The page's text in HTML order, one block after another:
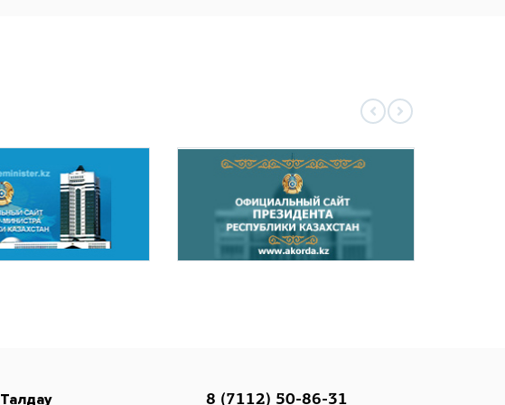
Талдау 8 (7112) 50-86-31